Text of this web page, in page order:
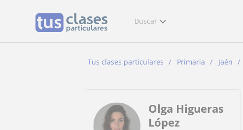
Buscar
Tus clases particulares Primaria Jaén
Olga Higueras
López